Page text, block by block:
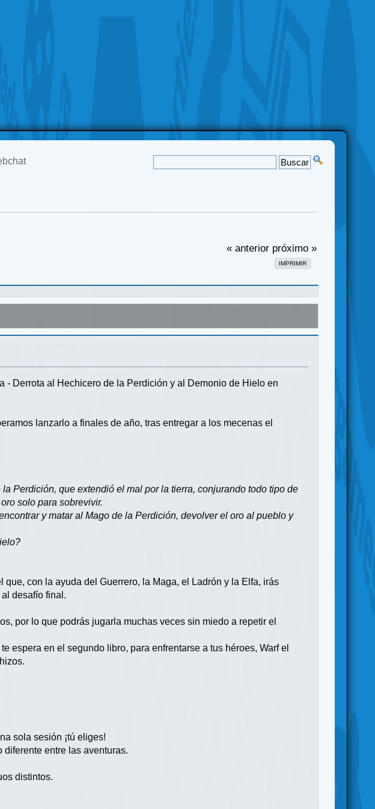
« anterior próximo »
IMPRIMIR
Derrota al Hechicero de la Perdición y al Demonio de Hielo en
lanzarlo a finales de año, tras entregar a los mecenas el
Perdición, que extendió el mal por la tierra, conjurando todo tipo de
solo para sobrevivir.
y matar al Mago de la Perdición, devolver el oro al pueblo y
con la ayuda del Guerrero, la Maga, el Ladrón y la Elfa, irás
desafío final.
por lo que podrás jugarla muchas veces sin miedo a repetir el
espera en el segundo libro, para enfrentarse a tus héroes, Warf el
sola sesión ¡tú eliges!
entre las aventuras.
distintos.